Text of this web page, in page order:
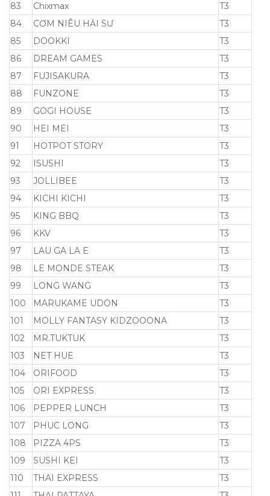
83
Chixmax
T3
84
CƠM NIÊU HẢI SƯ
T3
85
DOOKKI
T3
86
DREAM GAMES
T3
87
FUJISAKURA
T3
88
FUNZONE
T3
89
GOGI HOUSE
T3
90
HEI MEI
T3
91
HOTPOT STORY
T3
92
ISUSHI
T3
93
JOLLIBEE
T3
94
KICHI KICHI
T3
95
KING BBQ
T3
96
KKV
T3
97
LAU GA LA E
T3
98
LE MONDE STEAK
T3
99
LONG WANG
T3
100
MARUKAME UDON
T3
101
MOLLY FANTASY KIDZOOONA
T3
102
MR.TUKTUK
T3
103
NET HUE
T3
104
ORIFOOD
T3
105
ORI EXPRESS
T3
106
PEPPER LUNCH
T3
107
PHUC LONG
T3
108
PIZZA 4PS
T3
109
SUSHI KEI
T3
110
THAI EXPRESS
T3